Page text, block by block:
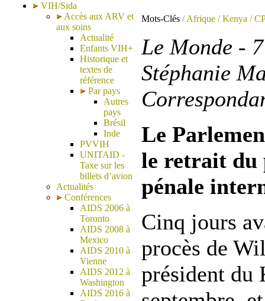
VIH/Sida
Accès aux ARV et
aux soins
Actualité
Enfants VIH+
Historique et
textes de
référence
Par pays
Autres
pays
Brésil
Inde
PVVIH
UNITAID -
Taxe sur les
billets d’avion
Actualités
Conférences
AIDS 2006 à
Toronto
AIDS 2008 à
Mexico
AIDS 2010 à
Vienne
AIDS 2012 à
Washington
AIDS 2016 à
Mots-Clés / Afrique / Kenya /
Le Monde -
Stéphanie
Le
le retrait du
pénale
Cinq jours
procès de
président du